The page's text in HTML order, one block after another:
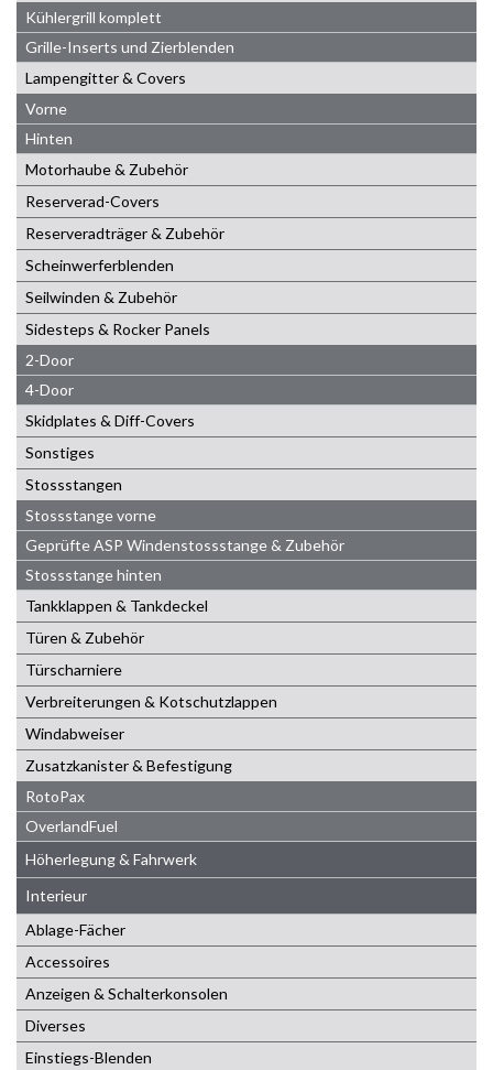
Kühlergrill komplett
Grille-Inserts und Zierblenden
Lampengitter & Covers
Vorne
Hinten
Motorhaube & Zubehör
Reserverad-Covers
Reserveradträger & Zubehör
Scheinwerferblenden
Seilwinden & Zubehör
Sidesteps & Rocker Panels
2-Door
4-Door
Skidplates & Diff-Covers
Sonstiges
Stossstangen
Stossstange vorne
Geprüfte ASP Windenstossstange & Zubehör
Stossstange hinten
Tankklappen & Tankdeckel
Türen & Zubehör
Türscharniere
Verbreiterungen & Kotschutzlappen
Windabweiser
Zusatzkanister & Befestigung
RotoPax
OverlandFuel
Höherlegung & Fahrwerk
Interieur
Ablage-Fächer
Accessoires
Anzeigen & Schalterkonsolen
Diverses
Einstiegs-Blenden